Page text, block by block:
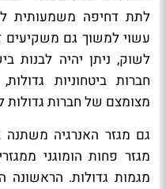
לתת דחיפה משמעותית
עשוי למשוך גם משקיעים
לשוק, ניתן יהיה לבנות
חברות ביטחוניות
מצומצם של חברות גדולות
גם מגזר האנרגיה משתנה
מגזר פחות הומוגני
מגמות גדולות. הראשונה